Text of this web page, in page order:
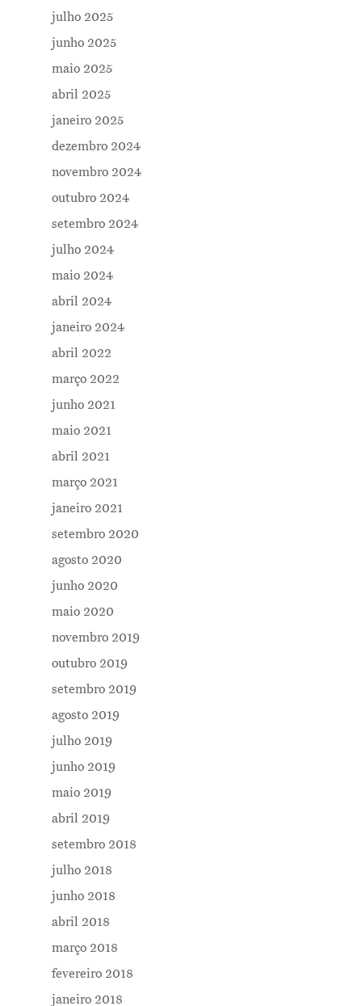
julho 2025
junho 2025
maio 2025
abril 2025
janeiro 2025
dezembro 2024
novembro 2024
outubro 2024
setembro 2024
julho 2024
maio 2024
abril 2024
janeiro 2024
abril 2022
março 2022
junho 2021
maio 2021
abril 2021
março 2021
janeiro 2021
setembro 2020
agosto 2020
junho 2020
maio 2020
novembro 2019
outubro 2019
setembro 2019
agosto 2019
julho 2019
junho 2019
maio 2019
abril 2019
setembro 2018
julho 2018
junho 2018
abril 2018
março 2018
fevereiro 2018
janeiro 2018